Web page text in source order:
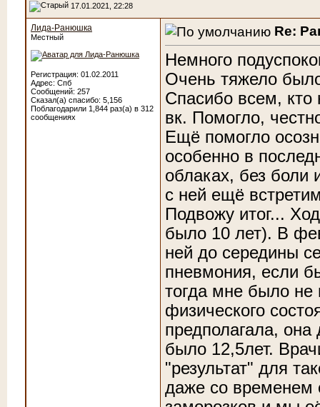
17.01.2021, 22:28
Лида-Ранюшка
Местный
Регистрация: 01.02.2011
Адрес: Спб
Сообщений: 257
Сказал(а) спасибо: 5,156
Поблагодарили 1,844 раз(а) в 312
сообщениях
Re:
Немного
Очень тяжело
Спасибо всем, кто
вк. Помогло,
Ещё помогло
особенно в
облаках, без боли
с ней ещё
Подвожу итог...
было 10 лет). В
ней до середины
пневмония, если
тогда мне было не
физического
предполагала, она
было 12,5лет.
"результат" для
даже со временем